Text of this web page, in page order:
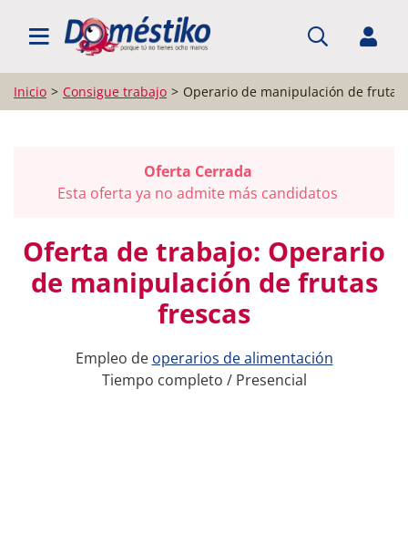
BUSCAR EMPLEO
Inicio Consigue trabajo Operario de manipulación de frutas
Oferta Cerrada
Esta oferta ya no admite más candidatos
Oferta de trabajo: Operario
de manipulación de frutas
frescas
Empleo de operarios de alimentación
Tiempo completo / Presencial